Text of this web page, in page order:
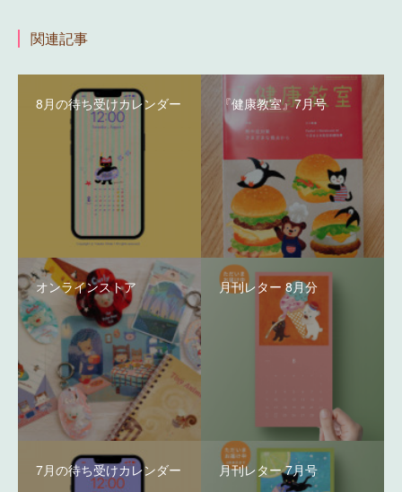
関連記事
8月の待ち受けカレンダー 『健康教室』7月号
オンラインストア 月刊レター 8月分
7月の待ち受けカレンダー 月刊レター 7月号